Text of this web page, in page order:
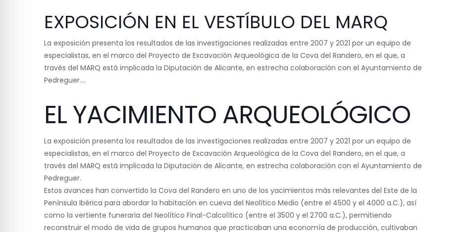
EXPOSICIÓN EN EL VESTÍBULO DEL MARQ
La exposición presenta los resultados de las investigaciones realizadas entre 2007 y 2021 por un equipo de
especialistas, en el marco del Proyecto de Excavación Arqueológica de la Cova del Randero, en el que, a
través del MARQ está implicada la Diputación de Alicante, en estrecha colaboración con el Ayuntamiento de
Pedreguer….
EL YACIMIENTO ARQUEOLÓGICO
La exposición presenta los resultados de las investigaciones realizadas entre 2007 y 2021 por un equipo de
especialistas, en el marco del Proyecto de Excavación Arqueológica de la Cova del Randero, en el que, a
través del MARQ está implicada la Diputación de Alicante, en estrecha colaboración con el Ayuntamiento de
Pedreguer.
Estos avances han convertido la Cova del Randero en uno de los yacimientos más relevantes del Este de la
Península Ibérica para abordar la habitación en cueva del Neolítico Medio (entre el 4500 y el 4000 a.C.), así
como la vertiente funeraria del Neolítico Final-Calcolítico (entre el 3500 y el 2700 a.C.), permitiendo
reconstruir el modo de vida de grupos humanos que practicaban una economía de producción, cultivaban